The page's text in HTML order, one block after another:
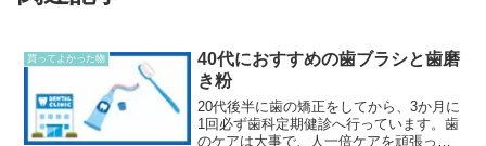
買ってよかった物
40代におすすめの歯ブラシと歯磨
き粉
20代後半に歯の矯正をしてから、3か月に
1回必ず歯科定期健診へ行っています。歯
のケアは大事で、人一倍ケアを頑張って